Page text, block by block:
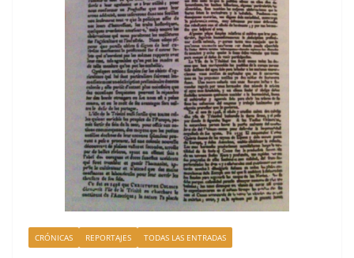
CRÓNICAS REPORTAJES TODAS LAS ENTRADAS